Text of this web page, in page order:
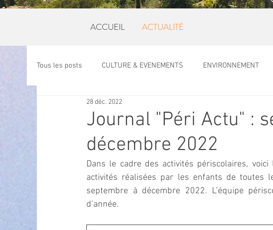
ACCUEIL ACTUALITÉ
Tous les posts CULTURE & EVENEMENTS ENVIRONNEMENT
OFFRES D'EMPLOI
ECONOMIE ECO MOBILITE PETITE ENFANCE
FETES & MANIFESTATIONS SECURITE HANDICAP
Journal "Péri Actu" :
décembre 2022
28 déc. 2022
Dans le cadre des activités périscolaires,
activités réalisées par les enfants de toutes
septembre à décembre 2022. L’équipe
d’année.